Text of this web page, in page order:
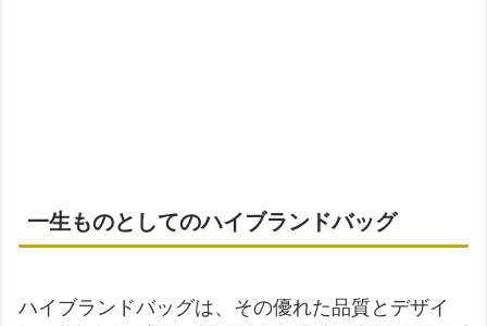
一生ものとしてのハイブランドバッグ
ハイブランドバッグは、その優れた品質とデザイ